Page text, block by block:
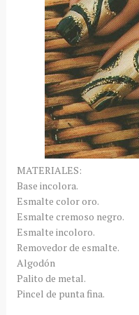
MATERIALES:
Base incolora.
Esmalte color oro.
Esmalte cremoso negro.
Esmalte incoloro.
Removedor de esmalte.
Algodón
Palito de metal.
Pincel de punta fina.